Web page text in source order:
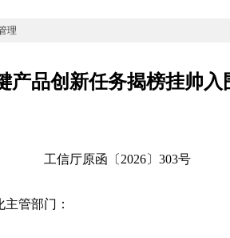
理
产品创新任务揭榜挂帅
工信厅原函〔2026〕303号
管部门：